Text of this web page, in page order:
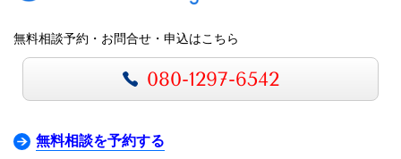
無料相談予約・お問合せ・申込はこちら
080-1297-6542
無料相談を予約する